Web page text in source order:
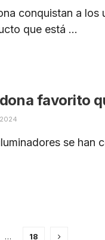
conquistan a los
que está ...
favorito
se
… 18